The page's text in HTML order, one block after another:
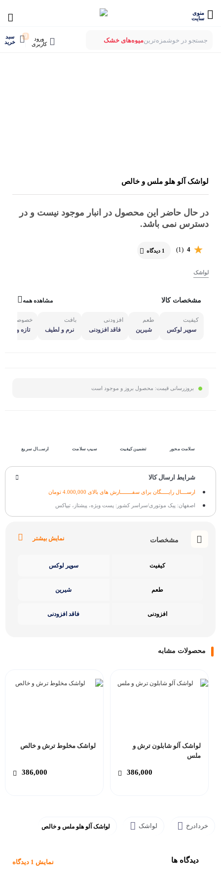
منوی
سایت
جستجو در خوشمزه‌ترینمیوه‌های خشک
ورود
کاربری
0
سبد
خرید
لواشک آلو هلو ملس و خالص
در حال حاضر این محصول در انبار موجود نیست و در
دسترس نمی باشد.
4
(1) 1 دیدگاه
لواشک
مشخصات کالا مشاهده همه
کیفیت
سوپر لوکس
طعم
شیرین
افزودنی
فاقد افزودنی
بافت
نرم و لطیف
خصوصیت
تازه و
بروزرسانی قیمت: محصول بروز و موجود است
سلامت محور تضمین کیفیت سیب سلامت ارســال سریع
شرایط ارسال کالا
ارســــال رایـــــگان برای سفــــــــارش های بالای 4.000,000 تومان
اصفهان: پیک موتوری/سراسر کشور: پست ویژه، پیشتاز، تیپاکس
مشخصات نمایش بیشتر
کیفیت سوپر لوکس
طعم شیرین
افزودنی فاقد افزودنی
محصولات مشابه
لواشک آلو شابلون ترش و
ملس
386,000
لواشک مخلوط ترش و خالص
386,000
خردادرخ لواشک لواشک آلو هلو ملس و خالص
دیدگاه ها نمایش 1 دیدگاه